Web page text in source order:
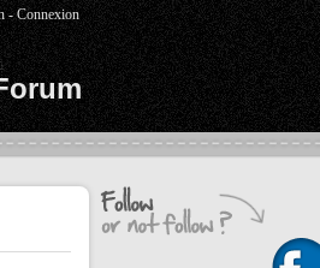
-Connexion